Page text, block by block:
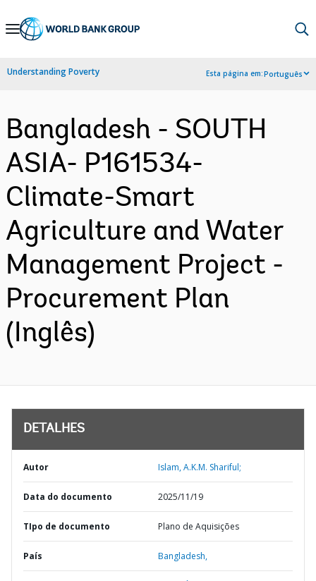
Skip
Navigation
Understanding Poverty Esta página em:Português
Bangladesh - SOUTH
ASIA- P161534-
Climate-Smart
Agriculture and Water
Management Project -
Procurement Plan
(Inglês)
DETALHES
Autor Islam, A.K.M. Shariful;
Data do documento 2025/11/19
TIpo de documento Plano de Aquisições
País Bangladesh,